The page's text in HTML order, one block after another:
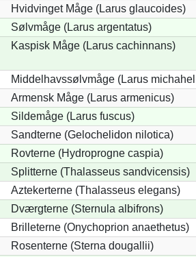
Hvidvinget Måge (Larus glaucoides)
Sølvmåge (Larus argentatus)
Kaspisk Måge (Larus cachinnans)
Middelhavssølvmåge (Larus
Armensk Måge (Larus armenicus)
Sildemåge (Larus fuscus)
Sandterne (Gelochelidon nilotica)
Rovterne (Hydroprogne caspia)
Splitterne (Thalasseus sandvicensis)
Aztekerterne (Thalasseus elegans)
Dværgterne (Sternula albifrons)
Brilleterne (Onychoprion anaethetus)
Rosenterne (Sterna dougallii)